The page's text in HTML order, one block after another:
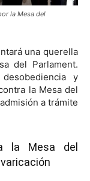
la Mesa del
una querella
del Parlament.
y
la Mesa del
a trámite
la Mesa del